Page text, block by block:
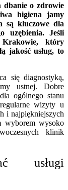
dbanie o zdrowie
higiena jamy
są kluczowe dla
uzębienia. Jeśli
Krakowie, który
jakość usług, to
się diagnostyką,
ustnej. Dobre
ogólnego stanu
wizyty u
i najpiękniejszych
wyborem wysoko
klinik
usługi